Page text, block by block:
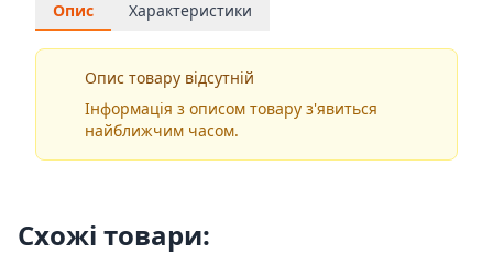
Опис Характеристики
Опис товару відсутній
Інформація з описом товару з'явиться
найближчим часом.
Схожі товари: